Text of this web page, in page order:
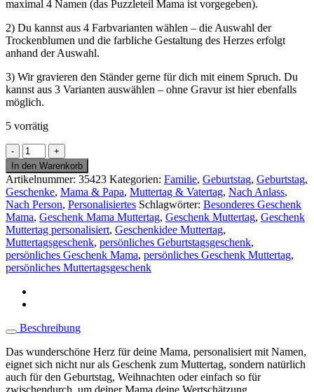
maximal 4 Namen (das Puzzleteil Mama ist vorgegeben).
2) Du kannst aus 4 Farbvarianten wählen – die Auswahl der
Trockenblumen und die farbliche Gestaltung des Herzes erfolgt
anhand der Auswahl.
3) Wir gravieren den Ständer gerne für dich mit einem Spruch. Du
kannst aus 3 Varianten auswählen – ohne Gravur ist hier ebenfalls
möglich.
5 vorrätig
Herz
Mama
aus
Holz
-
Geschenk
Muttertag
personalisiert
mit
Puzzleteilen
-
Muttertagsgeschenk
-
Menge
In den Warenkorb
Artikelnummer: 35423 Kategorien: Familie, Geburtstag, Geburtstag,
Geschenke, Mama & Papa, Muttertag & Vatertag, Nach Anlass,
Nach Person, Personalisiertes Schlagwörter: Besonderes Geschenk
Mama, Geschenk Mama Muttertag, Geschenk Muttertag, Geschenk
Muttertag personalisiert, Geschenkidee Muttertag,
Muttertagsgeschenk, persönliches Geburtstagsgeschenk,
persönliches Geschenk Mama, persönliches Geschenk Muttertag,
persönliches Muttertagsgeschenk
Beschreibung
Das wunderschöne Herz für deine Mama, personalisiert mit Namen,
eignet sich nicht nur als Geschenk zum Muttertag, sondern natürlich
auch für den Geburtstag, Weihnachten oder einfach so für
zwischendurch, um deiner Mama deine Wertschätzung